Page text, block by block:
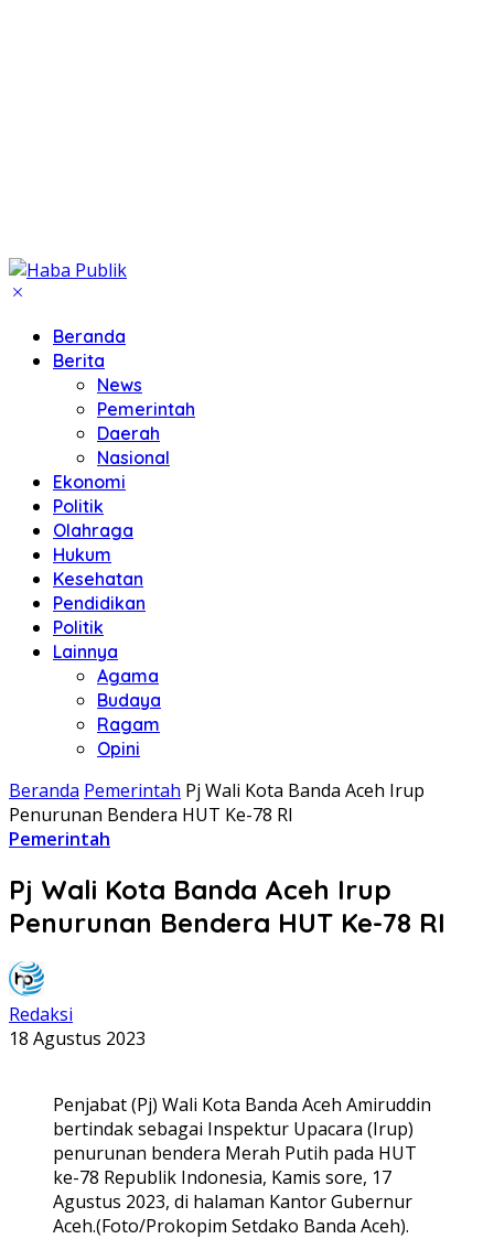
Beranda
Berita
News
Pemerintah
Daerah
Nasional
Ekonomi
Politik
Olahraga
Hukum
Kesehatan
Pendidikan
Politik
Lainnya
Agama
Budaya
Ragam
Opini
Beranda Pemerintah Pj Wali Kota Banda Aceh Irup
Penurunan Bendera HUT Ke-78 RI
Pemerintah
Pj Wali Kota Banda Aceh Irup
Penurunan Bendera HUT Ke-78 RI
Redaksi
18 Agustus 2023
Penjabat (Pj) Wali Kota Banda Aceh Amiruddin
bertindak sebagai Inspektur Upacara (Irup)
penurunan bendera Merah Putih pada HUT
ke-78 Republik Indonesia, Kamis sore, 17
Agustus 2023, di halaman Kantor Gubernur
Aceh.(Foto/Prokopim Setdako Banda Aceh).